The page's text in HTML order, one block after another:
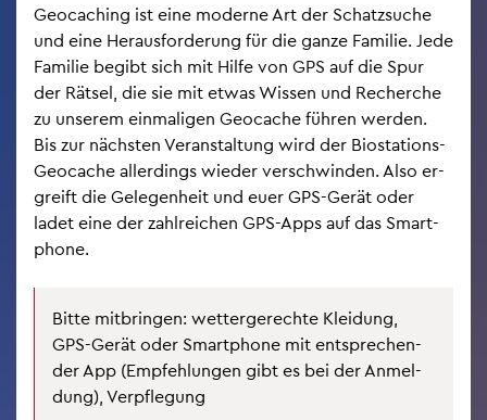
Geo­caching ist eine mo­der­ne Art der Schatz­su­che
und eine Her­aus­for­de­rung für die ganze Fa­mi­lie. Jede
Fa­mi­lie be­gibt sich mit Hilfe von GPS auf die Spur
der Rät­sel, die sie mit etwas Wis­sen und Re­cher­che
zu un­se­rem ein­ma­li­gen Geo­cache füh­ren wer­den.
Bis zur nächs­ten Ver­an­stal­tung wird der Bio­sta­ti­ons-
Geo­cache al­ler­dings wie­der ver­schwin­den. Also er­
greift die Ge­le­gen­heit und euer GPS-Gerät oder
ladet eine der zahl­rei­chen GPS-Apps auf das Smart­
pho­ne.
Bitte mit­brin­gen: wet­ter­ge­rech­te Klei­dung,
GPS-Gerät oder Smart­pho­ne mit ent­spre­chen­
der App (Emp­feh­lun­gen gibt es bei der An­mel­
dung), Ver­pfle­gung